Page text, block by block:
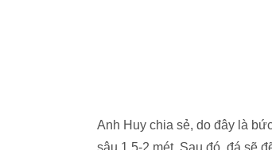
người, đòi hỏi người thợ phải
Bộ tứ quý điêu khắc trong